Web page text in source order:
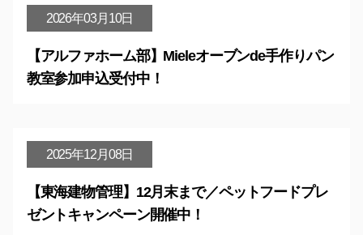
2026年03月10日
【アルファホーム部】Mieleオーブンde手作りパン
教室参加申込受付中！
2025年12月08日
【東海建物管理】12月末まで／ペットフードプレ
ゼントキャンペーン開催中！